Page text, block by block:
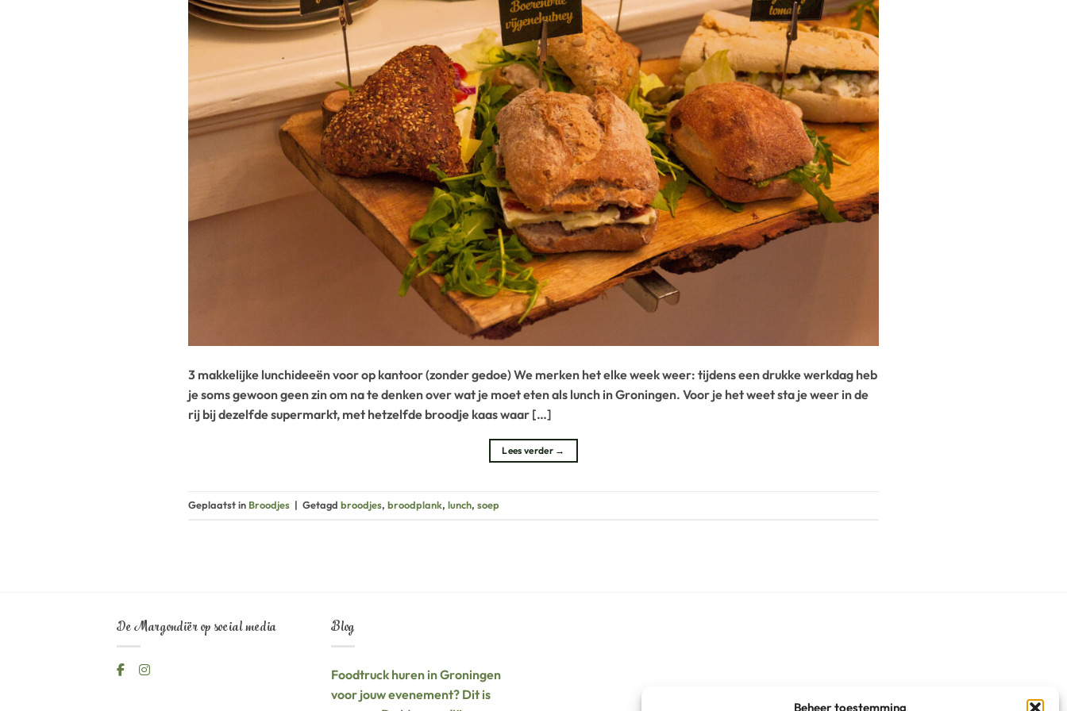
Beheer toestemming
3 makkelijke lunchideeën voor op kantoor (zonder gedoe) We merken het elke week weer: tijdens een drukke werkdag heb
je soms gewoon geen zin om na te denken over wat je moet eten als lunch in Groningen. Voor je het weet sta je weer in de
rij bij dezelfde supermarkt, met hetzelfde broodje kaas waar […]
Lees verder →
Geplaatst in Broodjes | Getagd broodjes, broodplank, lunch, soep
De Margondiër op social media Blog
Foodtruck huren in Groningen
voor jouw evenement? Dit is